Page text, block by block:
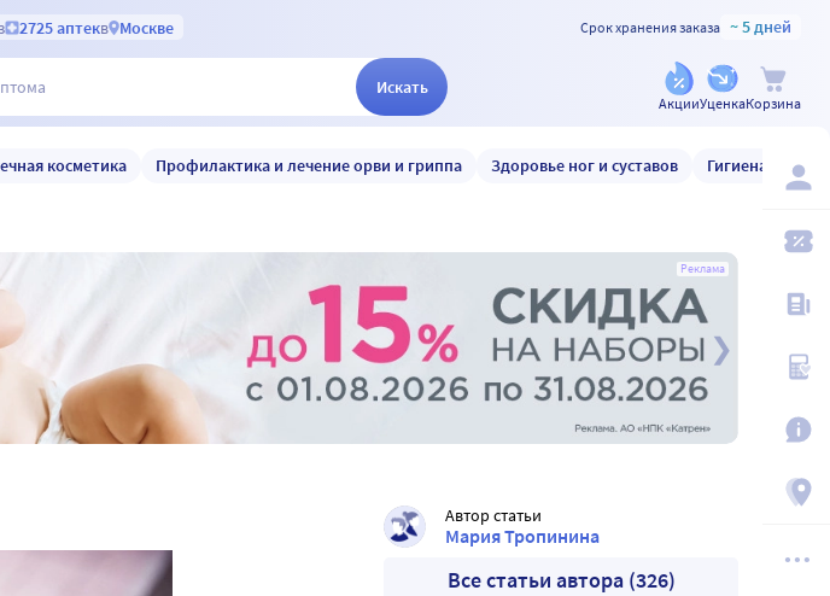
2725 аптекв Москве Срок хранения заказа ~ 5 дней
Искать
АкцииУценкаКорзина
косметика Профилактика и лечение орви и гриппа Здоровье ног и суставов Гигиена и уход
Реклама
Автор статьи
Мария Тропинина
Все статьи автора (326)